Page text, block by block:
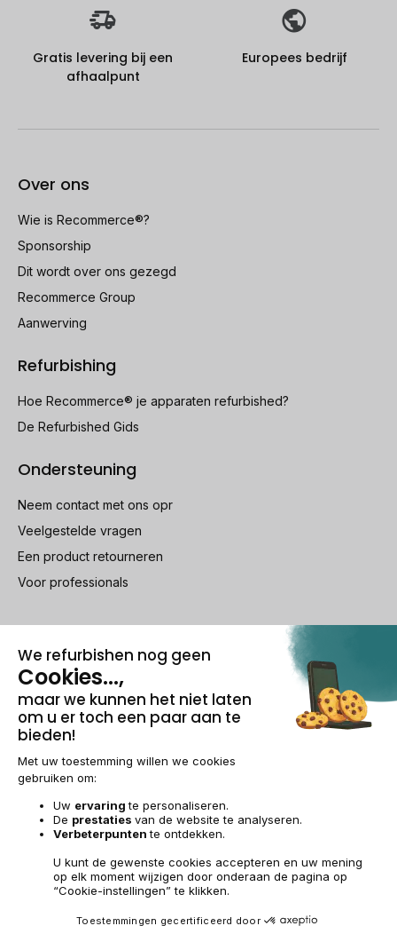
Gratis levering bij een
afhaalpunt
Europees bedrijf
Over ons
Wie is Recommerce®?
Sponsorship
Dit wordt over ons gezegd
Recommerce Group
Aanwerving
Refurbishing
Hoe Recommerce® je apparaten refurbished?
De Refurbished Gids
Ondersteuning
Neem contact met ons opr
Veelgestelde vragen
Een product retourneren
Voor professionals
100% beveiligde betaling
Wettelijke vermeldingen & AGBeheer van cookies
Algemene verkoopvoorwaarden
Toegankelijkheid
© 2009-2026 RECOMMERCE - Alle rechten voorbehouden.